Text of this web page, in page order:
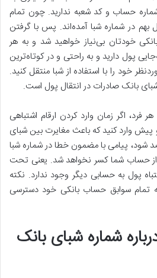
حساب و کد شعبه ندارید. چون تمام
در شماره شبا آمده‌اند. پس با گرفتن
خودتان بی‌نیاز خواهید شد و به هر
پول دارید و به راحتی و در کوتاه‌ترین
خود را با استفاده از شبا منتقل کنید.
بانک صادرات در انتقال پول است.
فرد، اگر زمان وارد کردن ارقام اشتباهی
وارد کنید که باعث مغایرت بین شبای
شود، پیامی با مضمون خطا در شماره شبا
از حساب شما کسر نخواهد شد. یعنی تحت
پول به حسابی دیگر وجود ندارد. نکته
تمام سوابق حساب بانکی خود دسترسی
شماره شبای بانک